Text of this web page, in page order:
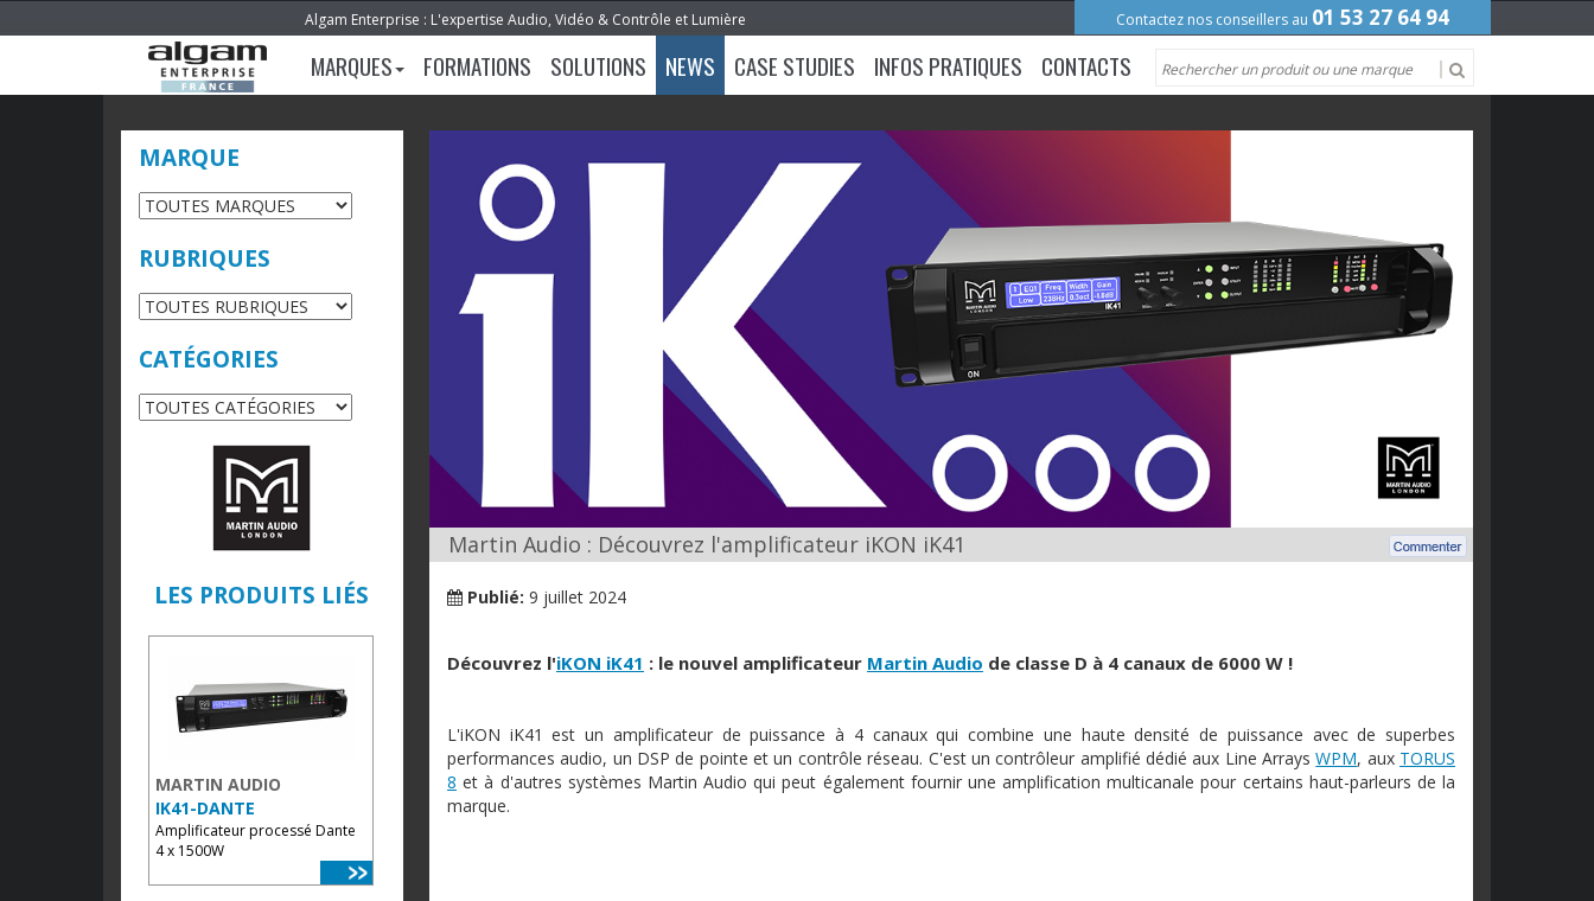
Algam Enterprise : L'expertise Audio, Vidéo & Contrôle et Lumière Contactez nos conseillers au 01 53 27 64 94
MARQUES FORMATIONS SOLUTIONS NEWS CASE STUDIES INFOS PRATIQUES CONTACTS
MARQUE
RUBRIQUES
CATÉGORIES
LES PRODUITS LIÉS
MARTIN AUDIO
IK41-DANTE
Amplificateur processé Dante
4 x 1500W
Martin Audio : Découvrez l'amplificateur iKON iK41
Publié: 9 juillet 2024
Découvrez l'iKON iK41 : le nouvel amplificateur Martin Audio de classe D à 4 canaux de 6000 W !
L'iKON iK41 est un amplificateur de puissance à 4 canaux qui combine une haute densité de puissance avec de superbes
performances audio, un DSP de pointe et un contrôle réseau. C'est un contrôleur amplifié dédié aux Line ArraysWPM, aux TORUS
8 et à d'autres systèmes Martin Audio qui peut également fournir une amplification multicanale pour certains haut-parleurs de la
marque.